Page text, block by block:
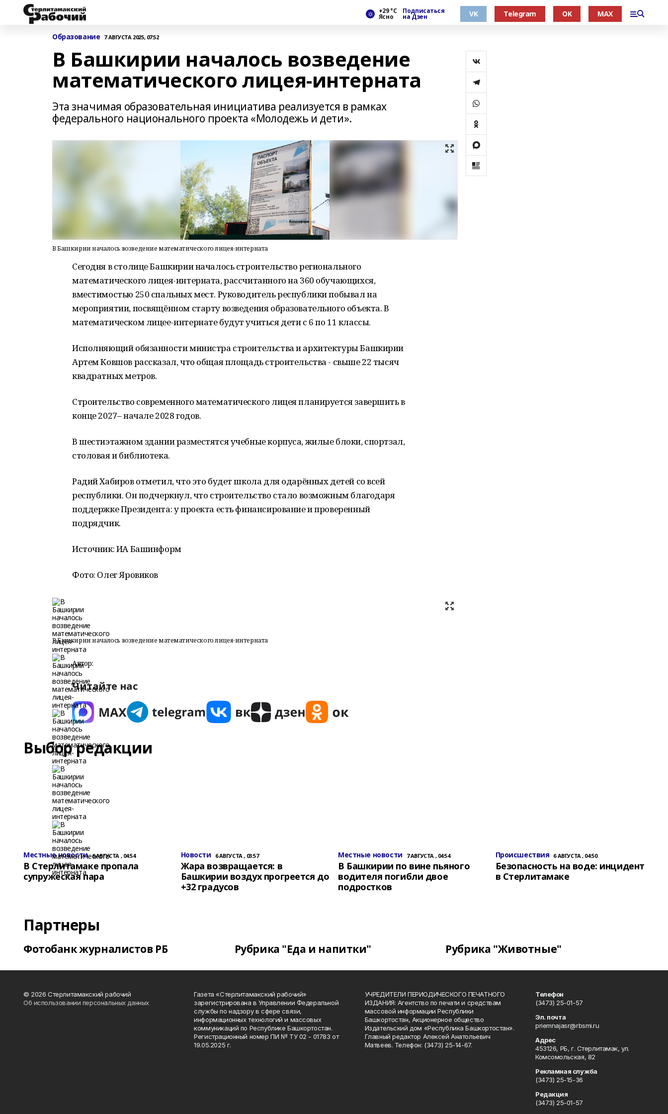
+29 °С
Ясно
Подписаться
на Дзен VK Telegram OK MAX
Образование 7 АВГУСТА 2025, 07:52
В Башкирии началось возведение
математического лицея-интерната
Эта значимая образовательная инициатива реализуется в рамках
федерального национального проекта «Молодежь и дети».
В Башкирии началось возведение математического лицея-интерната
Сегодня в столице Башкирии началось строительство регионального
математического лицея-интерната, рассчитанного на 360 обучающихся,
вместимостью 250 спальных мест. Руководитель республики побывал на
мероприятии, посвящённом старту возведения образовательного объекта. В
математическом лицее-интернате будут учиться дети с 6 по 11 классы.
Исполняющий обязанности министра строительства и архитектуры Башкирии
Артем Ковшов рассказал, что общая площадь строительства - свыше 22 тысяч
квадратных метров.
Строительство современного математического лицея планируется завершить в
конце 2027– начале 2028 годов.
В шестиэтажном здании разместятся учебные корпуса, жилые блоки, спортзал,
столовая и библиотека.
Радий Хабиров отметил, что это будет школа для одарённых детей со всей
республики. Он подчеркнул, что строительство стало возможным благодаря
поддержке Президента: у проекта есть финансирование и проверенный
подрядчик.
Источник: ИА Башинформ
Фото: Олег Яровиков
В Башкирии началось возведение математического лицея-интерната
Автор:
Читайте нас
Выбор редакции
Местные новости 6 АВГУСТА , 04:54
В Стерлитамаке пропала
супружеская пара
Новости 6 АВГУСТА , 03:57
Жара возвращается: в
Башкирии воздух прогреется до
+32 градусов
Местные новости 7 АВГУСТА , 04:54
В Башкирии по вине пьяного
водителя погибли двое
подростков
Происшествия 6 АВГУСТА , 04:50
Безопасность на воде: инцидент
в Стерлитамаке
Партнеры
Фотобанк журналистов РБ Рубрика "Еда и напитки" Рубрика "Животные"
© 2026 Стерлитамакский рабочий
Об использовании персональных данных
Газета «Стерлитамакский рабочий»
зарегистрирована в Управлении Федеральной
службы по надзору в сфере связи,
информационных технологий и массовых
коммуникаций по Республике Башкортостан.
Регистрационный номер ПИ № ТУ 02 - 01783 от
19.05.2025 г.
УЧРЕДИТЕЛИ ПЕРИОДИЧЕСКОГО ПЕЧАТНОГО
ИЗДАНИЯ: Агентство по печати и средствам
массовой информации Республики
Башкортостан, Акционерное общество
Издательский дом «Республика Башкортостан».
Главный редактор Алексей Анатольевич
Матвеев. Телефон: (3473) 25-14-67.
Телефон
(3473) 25-01-57
Эл. почта
priemnajasr@rbsmi.ru
Адрес
453126, РБ, г. Стерлитамак, ул.
Комсомольская, 82
Рекламная служба
(3473) 25-15-36
Редакция
(3473) 25-01-57